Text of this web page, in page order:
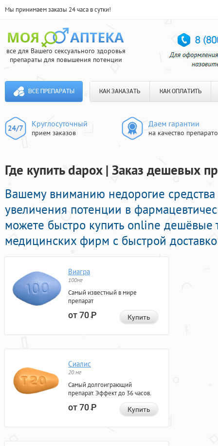
Мы принимаем заказы 24 часа в сутки!
все для Вашего сексуального здоровья
препараты для повышения потенции
ВСЕ ПРЕПАРАТЫ КАК ЗАКАЗАТЬ КАК ОПЛАТИТЬ
Круглосуточный
прием заказов
Даем гарантии
на качество
Где купить dapox | Заказ дешевых
Вашему вниманию недорогие
увеличения потенции в
можете быстро купить online дешёвые
медицинских фирм с быстрой
Виагра
100мг
Самый известный в мире
препарат
от 70Р Купить
Сиалис
20 мг
Самый долгоиграющий
препарат. Эффект до 36 часов.
от 70Р Купить